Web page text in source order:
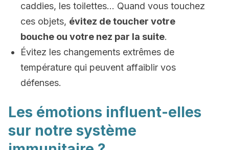
caddies, les toilettes… Quand vous touchez
ces objets, évitez de toucher votre
bouche ou votre nez par la suite.
Évitez les changements extrêmes de
température qui peuvent affaiblir vos
défenses.
Les émotions influent-elles
sur notre système